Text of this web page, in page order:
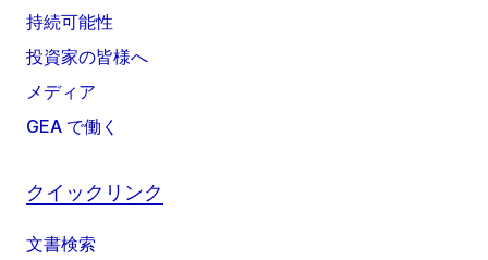
持続可能性
投資家の皆様へ
メディア
GEA で働く
クイックリンク
文書検索